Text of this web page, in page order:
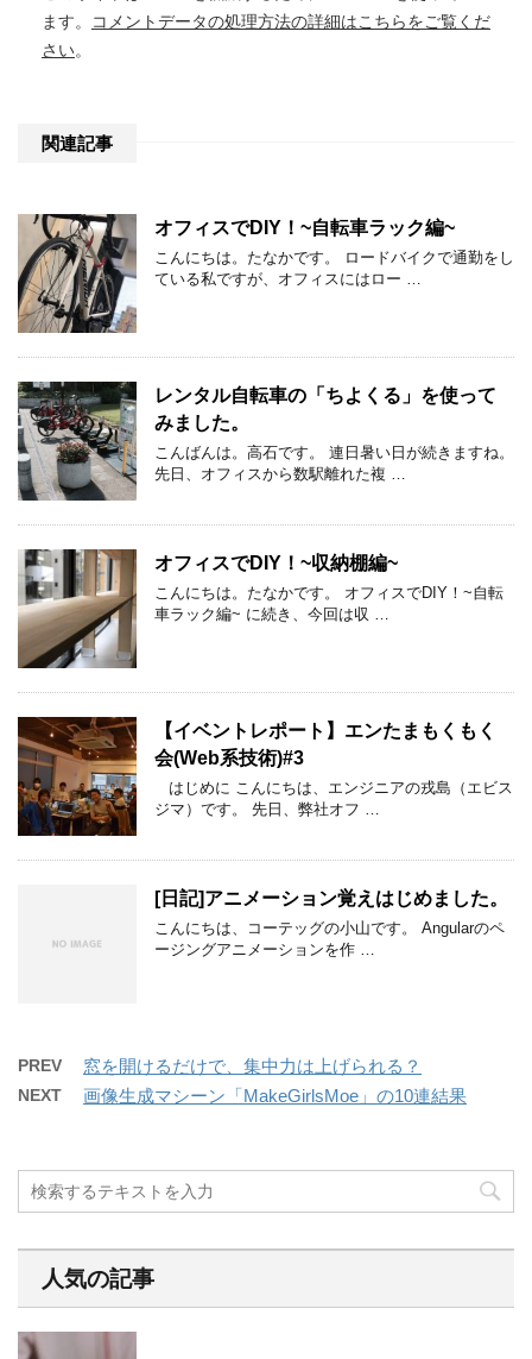
ます。
コメントデータの処理方法の詳細はこちらをご覧くだ
さい。
関連記事
オフィスでDIY！~自転車ラック編~
こんにちは。たなかです。 ロードバイクで通勤をし
ている私ですが、オフィスにはロー …
レンタル自転車の「ちよくる」を使って
みました。
こんばんは。高石です。 連日暑い日が続きますね。
先日、オフィスから数駅離れた複 …
オフィスでDIY！~収納棚編~
こんにちは。たなかです。 オフィスでDIY！~自転
車ラック編~ に続き、今回は収 …
【イベントレポート】エンたまもくもく
会(Web系技術)#3
はじめに こんにちは、エンジニアの戎島（エビス
ジマ）です。 先日、弊社オフ …
[日記]アニメーション覚えはじめました。
こんにちは、コーテッグの小山です。 Angularのペ
ージングアニメーションを作 …
PREV 窓を開けるだけで、集中力は上げられる？
NEXT 画像生成マシーン「MakeGirlsMoe」の10連結果
人気の記事